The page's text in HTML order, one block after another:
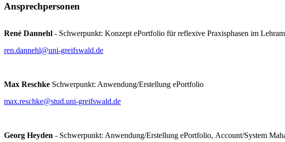
Ansprechpersonen
René Dannehl - Schwerpunkt: Konzept ePortfolio für reflexive Praxisphasen im
ren.dannehl@uni-greifswald.de
Max Reschke Schwerpunkt: Anwendung/Erstellung ePortfolio
max.reschke@stud.uni-greifswald.de
Georg Heyden - Schwerpunkt: Anwendung/Erstellung ePortfolio, Account/System